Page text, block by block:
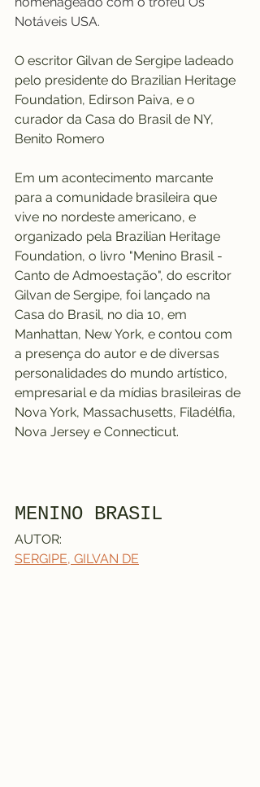
Notáveis USA.
O escritor Gilvan de Sergipe ladeado
pelo presidente do Brazilian Heritage
Foundation, Edirson Paiva, e o
curador da Casa do Brasil de NY,
Benito Romero
Em um acontecimento marcante
para a comunidade brasileira que
vive no nordeste americano, e
organizado pela Brazilian Heritage
Foundation, o livro "Menino Brasil -
Canto de Admoestação", do escritor
Gilvan de Sergipe, foi lançado na
Casa do Brasil, no dia 10, em
Manhattan, New York, e contou com
a presença do autor e de diversas
personalidades do mundo artístico,
empresarial e da mídias brasileiras de
Nova York, Massachusetts, Filadélfia,
Nova Jersey e Connecticut.
MENINO BRASIL
AUTOR:
SERGIPE, GILVAN DE